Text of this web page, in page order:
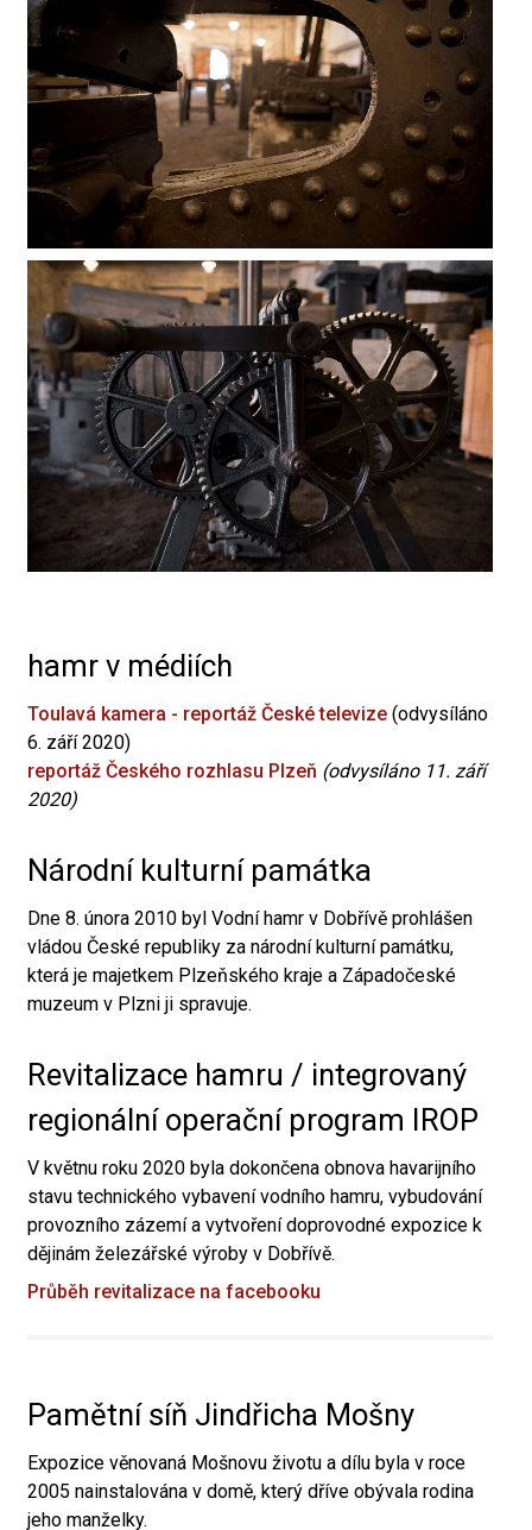
hamr v médiích
Toulavá kamera - reportáž České televize (odvysíláno
6. září 2020)
reportáž Českého rozhlasu Plzeň (odvysíláno 11. září
2020)
Národní kulturní památka
Dne 8. února 2010 byl Vodní hamr v Dobřívě prohlášen
vládou České republiky za národní kulturní památku,
která je majetkem Plzeňského kraje a Západočeské
muzeum v Plzni ji spravuje.
Revitalizace hamru / integrovaný
regionální operační program IROP
V květnu roku 2020 byla dokončena obnova havarijního
stavu technického vybavení vodního hamru, vybudování
provozního zázemí a vytvoření doprovodné expozice k
dějinám železářské výroby v Dobřívě.
Průběh revitalizace na facebooku
Pamětní síň Jindřicha Mošny
Expozice věnovaná Mošnovu životu a dílu byla v roce
2005 nainstalována v domě, který dříve obývala rodina
jeho manželky.